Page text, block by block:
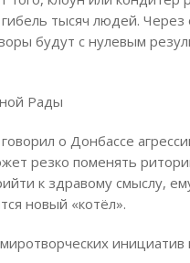
тысяч людей.
будут с нулевым
Рады
о Донбассе
резко поменять
к здравому смыслу,
новый «котёл».
инициатив